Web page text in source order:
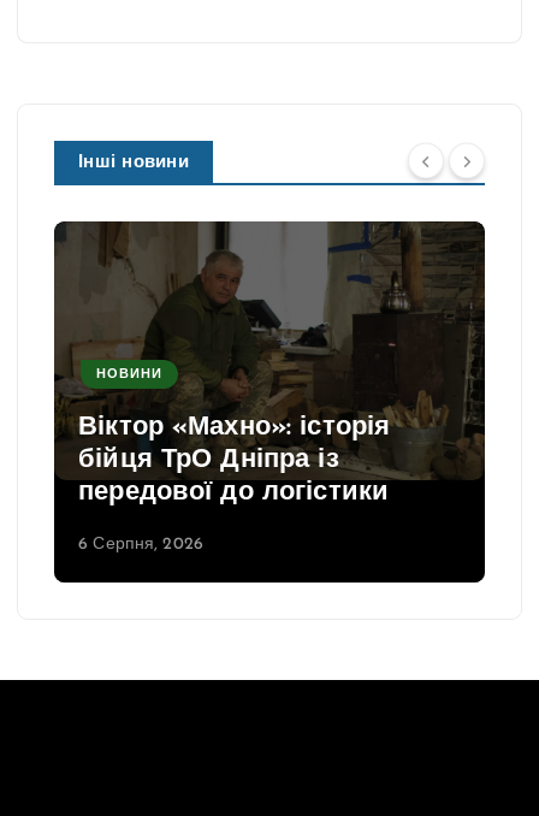
Інші новини
НОВИНИ
Віктор «Махно»: історія
бійця ТрО Дніпра із
передової до логістики
6 Серпня, 2026